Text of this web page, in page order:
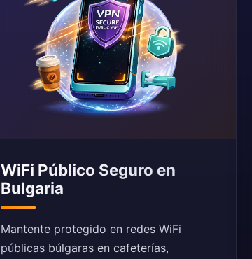
WiFi Público Seguro en
Bulgaria
Mantente protegido en redes WiFi
públicas búlgaras en cafeterías,